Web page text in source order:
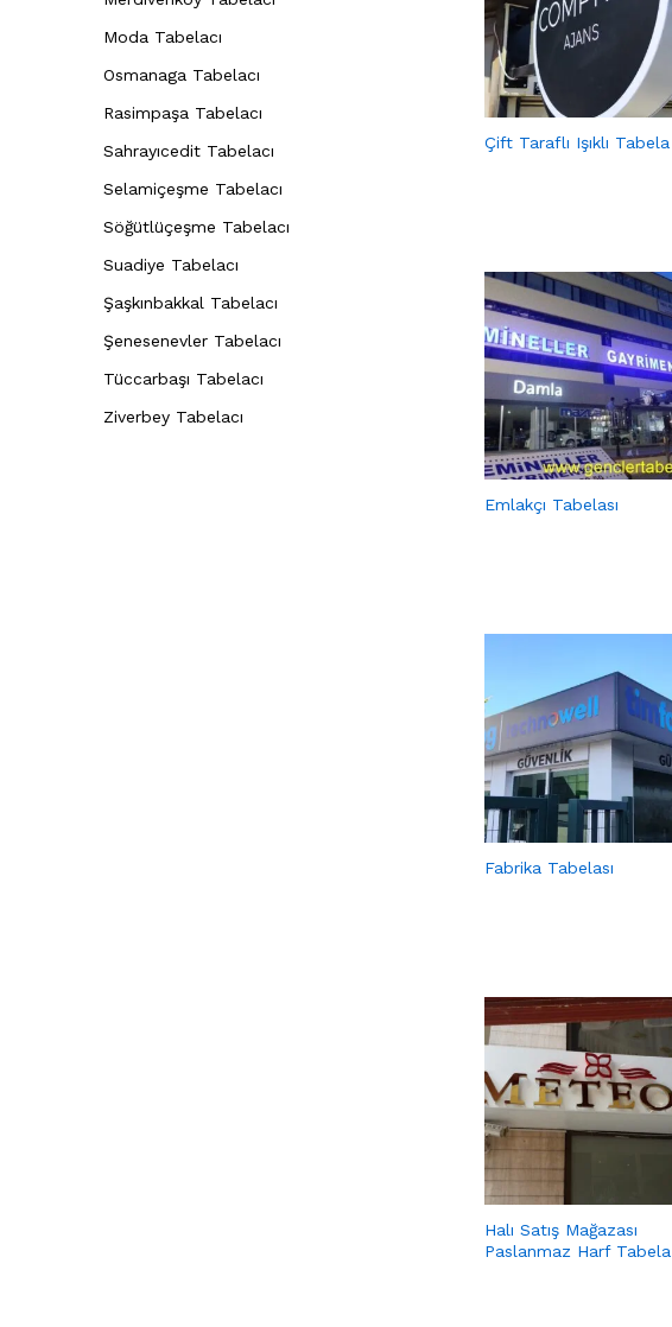
Çift Taraflı Işıklı Tabela
Emlakçı Tabelası
Fabrika Tabelası
Halı Satış Mağazası
Paslanmaz Harf Tabela
Moda Tabelacı
Osmanaga Tabelacı
Rasimpaşa Tabelacı
Sahrayıcedit Tabelacı
Selamiçeşme Tabelacı
Söğütlüçeşme Tabelacı
Suadiye Tabelacı
Şaşkınbakkal Tabelacı
Şenesenevler Tabelacı
Tüccarbaşı Tabelacı
Ziverbey Tabelacı